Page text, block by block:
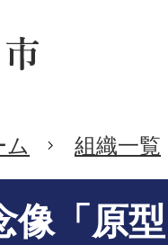
ム 組織一覧
像「原